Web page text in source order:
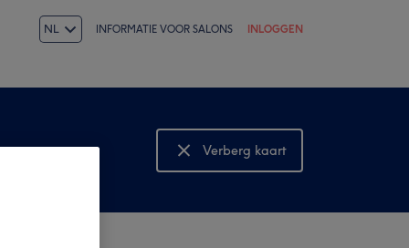
NL INFORMATIE VOOR SALONS INLOGGEN
Verberg kaart
Bekijk kaart